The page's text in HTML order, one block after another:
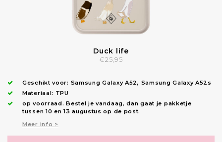
Duck life
€25,95
Geschikt voor: Samsung Galaxy A52, Samsung Galaxy A52s
Materiaal: TPU
op voorraad.Bestel je vandaag, dan gaat je pakketje
tussen 10 en 13 augustus op de post.
Meer info >